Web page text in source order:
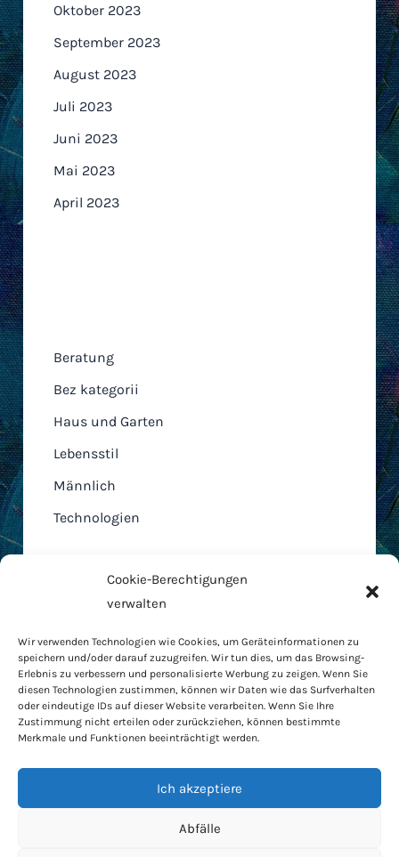
Cookie-Berechtigungen
verwalten
Wir verwenden Technologien wie Cookies, um Geräteinformationen zu
speichern und/oder darauf zuzugreifen. Wir tun dies, um das Browsing-
Erlebnis zu verbessern und personalisierte Werbung zu zeigen. Wenn Sie
diesen Technologien zustimmen, können wir Daten wie das Surfverhalten
oder eindeutige IDs auf dieser Website verarbeiten. Wenn Sie Ihre
Zustimmung nicht erteilen oder zurückziehen, können bestimmte
Merkmale und Funktionen beeinträchtigt werden.
Ich akzeptiere
Abfälle
Oktober 2023
September 2023
August 2023
Juli 2023
Juni 2023
Mai 2023
April 2023
Beratung
Bez kategorii
Haus und Garten
Lebensstil
Männlich
Technologien
AGB
Cookie-Richtlinie
Datenschutzbestimmungen
RODO
Kontakt
Haus und Garten
Lebensstil
Beratung